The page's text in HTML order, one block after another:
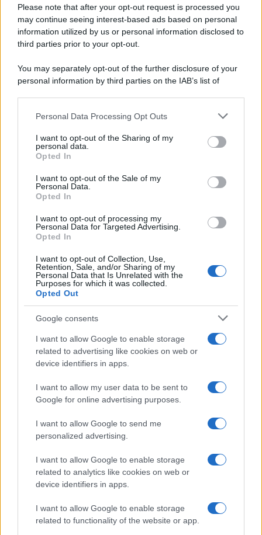
Please note that after your opt-out request is processed you
may continue seeing interest-based ads based on personal
information utilized by us or personal information disclosed to
third parties prior to your opt-out.
You may separately opt-out of the further disclosure of your
personal information by third parties on the IAB’s list of
This information may also be disclosed by us to third parties
disclose it to other third parties.
Please note that this website/app uses one or more Google
services and may gather and store information including but
not limited to your visit or usage behaviour. You may click to
grant or deny consent to Google and its third-party tags to
consent section.
Personal Data Processing Opt Outs
I want to opt-out of the Sharing of my
personal data.
Opted In
I want to opt-out of the Sale of my
Personal Data.
Opted In
I want to opt-out of processing my
Personal Data for Targeted Advertising.
Opted In
I want to opt-out of Collection, Use,
Retention, Sale, and/or Sharing of my
Personal Data that Is Unrelated with the
Purposes for which it was collected.
Opted Out
Google consents
I want to allow Google to enable storage
related to advertising like cookies on web or
device identifiers in apps.
I want to allow my user data to be sent to
Google for online advertising purposes.
I want to allow Google to send me
personalized advertising.
I want to allow Google to enable storage
related to analytics like cookies on web or
device identifiers in apps.
I want to allow Google to enable storage
related to functionality of the website or app.
FRASI
Frasi celebri
Frasi da condividere
Poesie
Frasi dei film
Frasi film più lette
Incipit dei film
Film più cercati
Frasi sul cinema
SERVIZI
Mappa del sito
Cookie Policy
Frasi suddivise per tema